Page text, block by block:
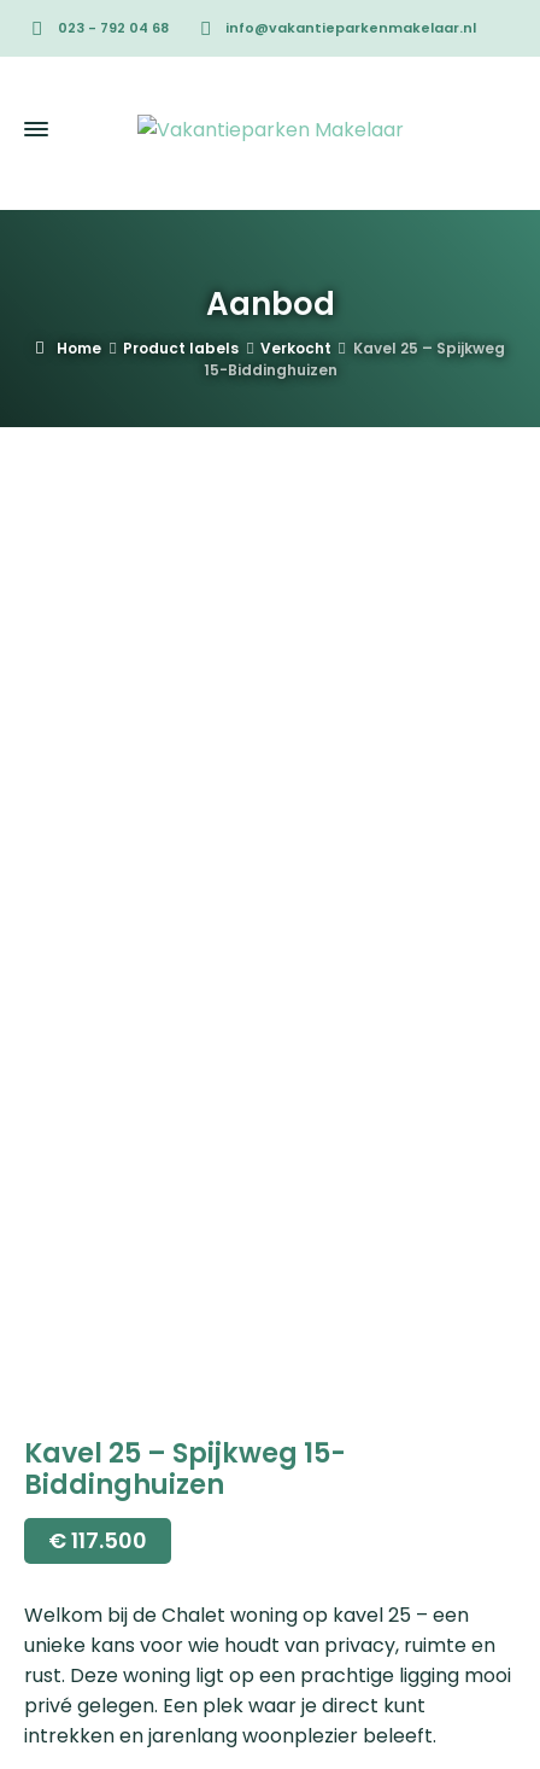
023 - 792 04 68 info@vakantieparkenmakelaar.nl
Aanbod
Home Product labels Verkocht
Kavel 25 – Spijkweg
15-Biddinghuizen
Kavel 25 – Spijkweg 15-
Biddinghuizen
€117.500
Welkom bij de Chalet woning op kavel 25 – een
unieke kans voor wie houdt van privacy, ruimte en
rust. Deze woning ligt op een prachtige ligging mooi
privé gelegen. Een plek waar je direct kunt
intrekken en jarenlang woonplezier beleeft.